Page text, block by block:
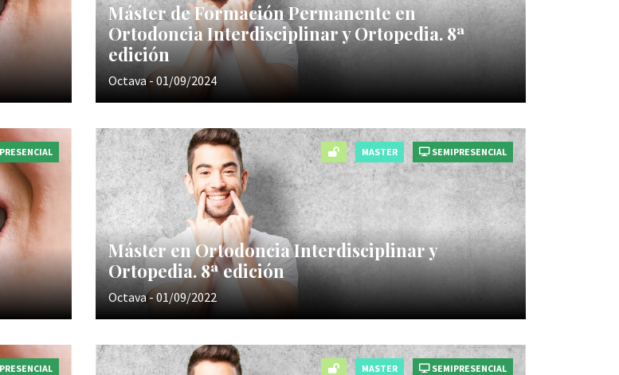
Máster de Formación Permanente en
Ortodoncia Interdisciplinar y Ortopedia. 8ª
edición
Octava - 01/09/2024
MASTER SEMIPRESENCIAL
Máster en Ortodoncia Interdisciplinar y
Ortopedia. 8ª edición
Octava - 01/09/2022
MASTER SEMIPRESENCIAL